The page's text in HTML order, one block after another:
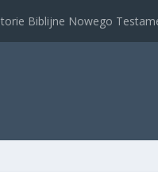
Biblijne Nowego